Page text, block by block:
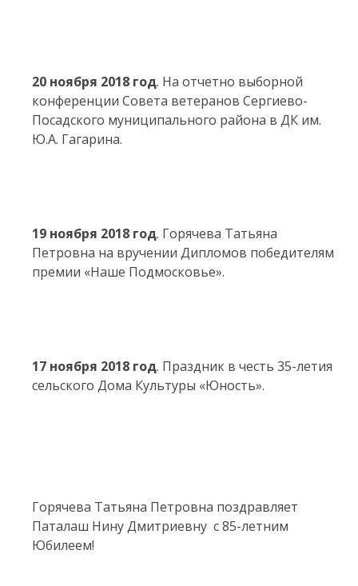
20 ноября 2018 год. На отчетно выборной
конференции Совета ветеранов Сергиево-
Посадского муниципального района в ДК им.
Ю.А. Гагарина.
19 ноября 2018 год. Горячева Татьяна
Петровна на вручении Дипломов победителям
премии «Наше Подмосковье».
17 ноября 2018 год. Праздник в честь 35-летия
сельского Дома Культуры «Юность».
Горячева Татьяна Петровна поздравляет
Паталаш Нину Дмитриевну с 85-летним
Юбилеем!